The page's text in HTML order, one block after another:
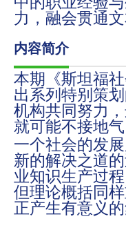
力，融会贯通文
内容简介
本期《斯坦福
出系列特别策
机构共同努力
就可能不接地气
一个社会的发
新的解决之道
业知识生产过
但理论概括同
正产生有意义的